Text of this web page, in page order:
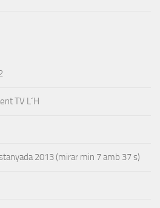
TV L´H
2013 (mirar min 7 amb 37 s)